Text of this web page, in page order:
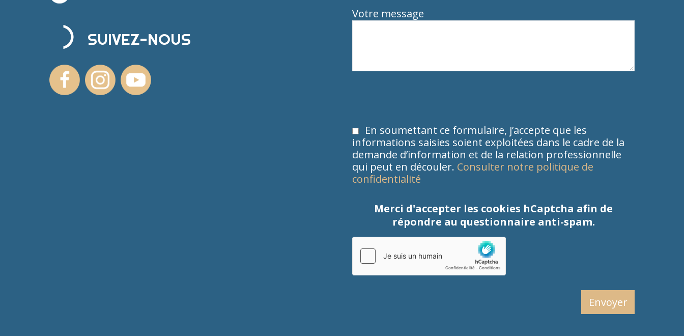
SUIVEZ-NOUS
Votre message
En soumettant ce formulaire, j’accepte que les
informations saisies soient exploitées dans le cadre de la
demande d’information et de la relation professionnelle
qui peut en découler. Consulter notre politique de
confidentialité
Merci d'accepter les cookies hCaptcha afin de
répondre au questionnaire anti-spam.